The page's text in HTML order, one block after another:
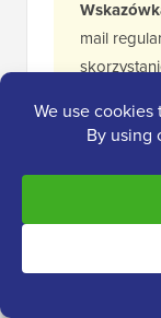
mail
Gdy
kliknij
Krok 3: